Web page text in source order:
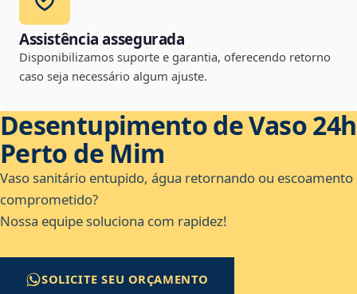
Assistência assegurada
Disponibilizamos suporte e garantia, oferecendo retorno
caso seja necessário algum ajuste.
Desentupimento de Vaso 24h
Perto de Mim
Vaso sanitário entupido, água retornando ou escoamento
comprometido?
Nossa equipe soluciona com rapidez!
SOLICITE SEU ORÇAMENTO